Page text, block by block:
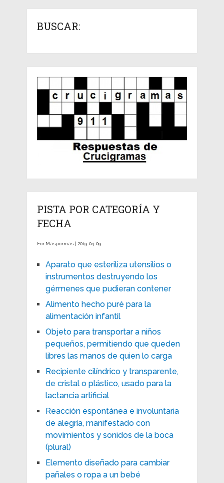
BUSCAR:
PISTA POR CATEGORÍA Y
FECHA
For Máspormás | 2019-04-09
Aparato que esteriliza utensilios o
instrumentos destruyendo los
gérmenes que pudieran contener
Alimento hecho puré para la
alimentación infantil
Objeto para transportar a niños
pequeños, permitiendo que queden
libres las manos de quien lo carga
Recipiente cilíndrico y transparente,
de cristal o plástico, usado para la
lactancia artificial
Reacción espontánea e involuntaria
de alegría, manifestado con
movimientos y sonidos de la boca
(plural)
Elemento diseñado para cambiar
pañales o ropa a un bebé